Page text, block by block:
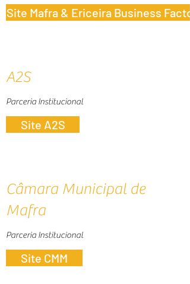
Site Mafra & Ericeira Business
A2S
Parceria Institucional
Site A2S
Câmara Municipal de
Mafra
Parceria Institucional
Site CMM